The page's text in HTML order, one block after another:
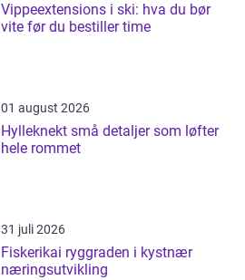
Vippeextensions i ski: hva du bør
vite før du bestiller time
01 august 2026
Hylleknekt små detaljer som løfter
hele rommet
31 juli 2026
Fiskerikai ryggraden i kystnær
næringsutvikling